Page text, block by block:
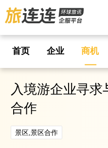
首页 企业 商机
入境游企业寻
合作
景区,景区合作